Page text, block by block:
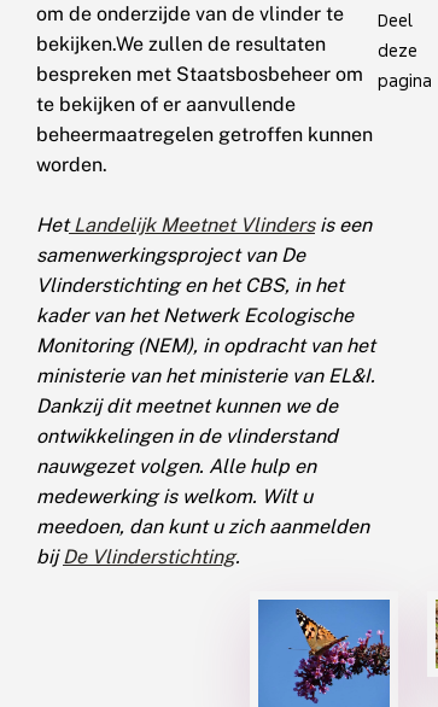
om de onderzijde van de vlinder te
bekijken.We zullen de resultaten
bespreken met Staatsbosbeheer om
te bekijken of er aanvullende
beheermaatregelen getroffen kunnen
worden.
HetLandelijk Meetnet Vlindersis een
samenwerkingsproject van De
Vlinderstichting en het CBS, in het
kader van het Netwerk Ecologische
Monitoring (NEM), in opdracht van het
ministerie van het ministerie van EL&I.
Dankzij dit meetnet kunnen we de
ontwikkelingen in de vlinderstand
nauwgezet volgen. Alle hulp en
medewerking is welkom. Wilt u
meedoen, dan kunt u zich aanmelden
bij De Vlinderstichting.
Deel
deze
pagina